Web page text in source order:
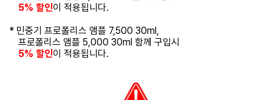
5% 할인이 적용됩니다.
* 민중기 프로폴리스 앰플 7,500 30ml,
프로폴리스 앰플 5,000 30ml 함께 구입시
5% 할인이 적용됩니다.